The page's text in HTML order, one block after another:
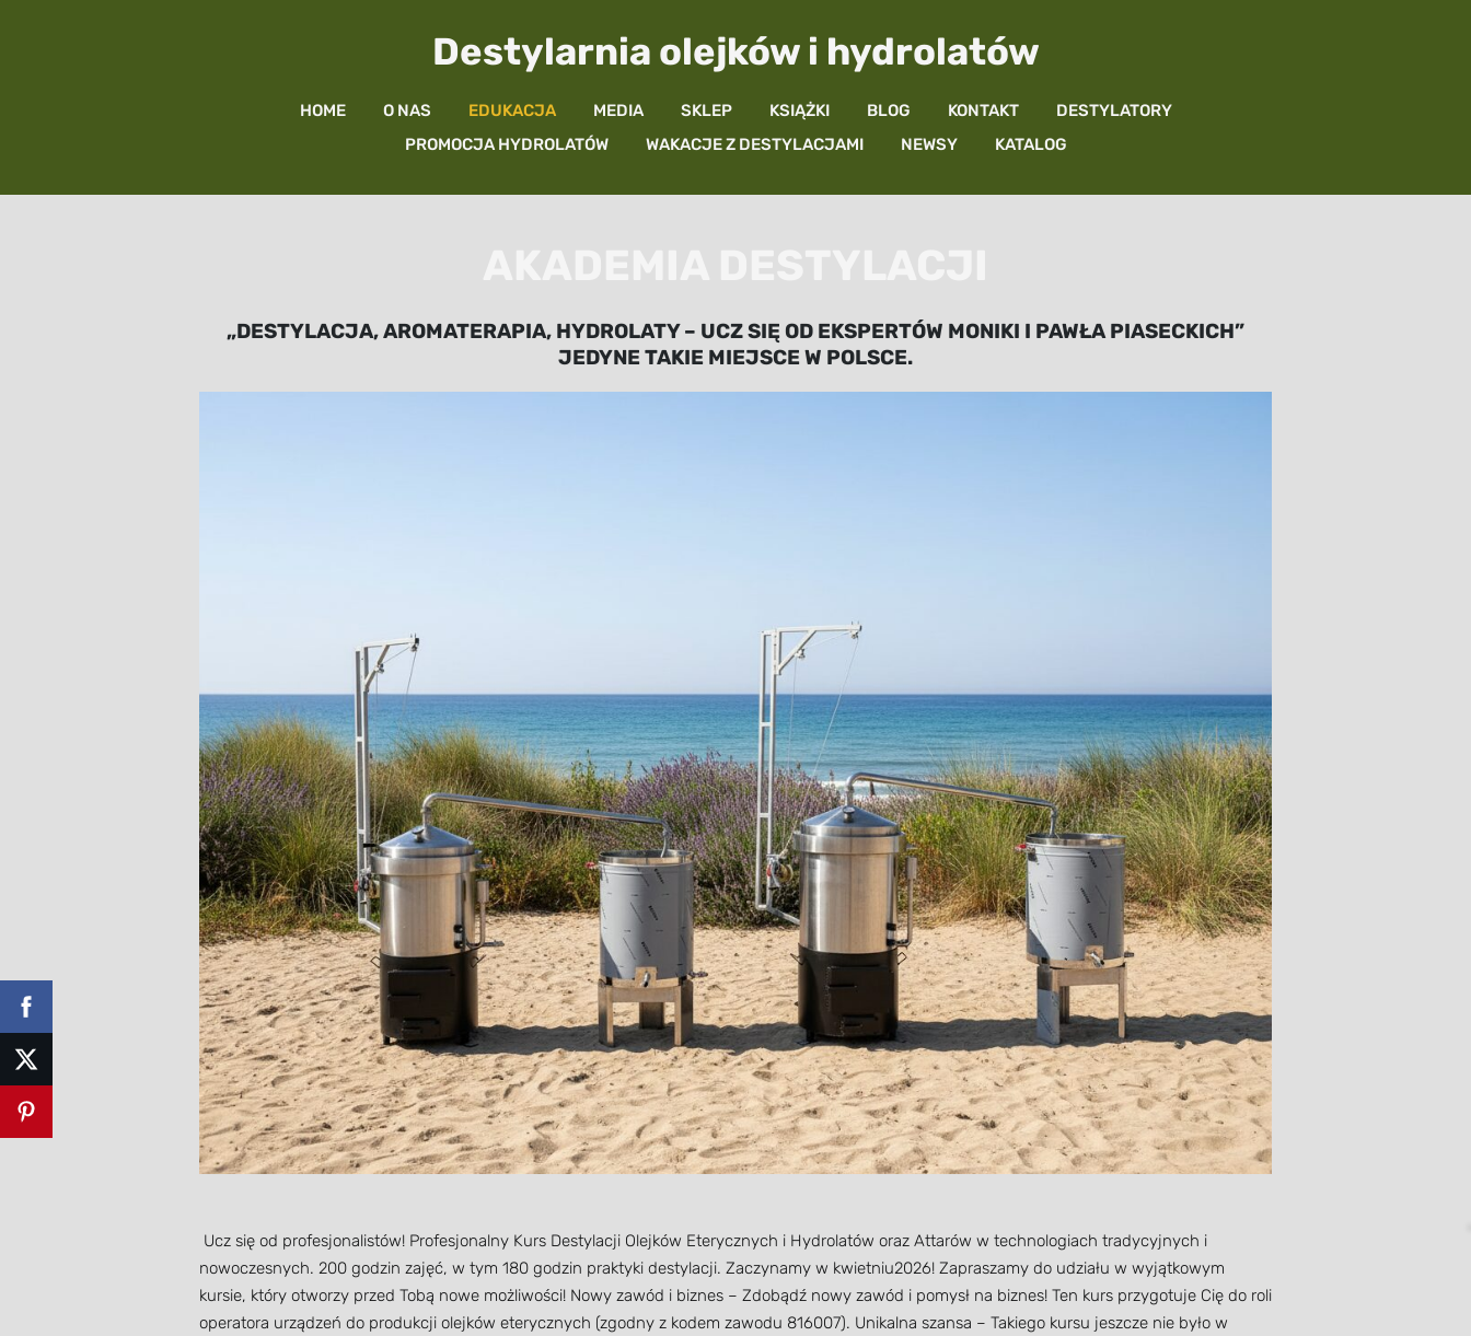
Destylarnia olejków i hydrolatów
HOME O NAS EDUKACJA MEDIA SKLEP KSIĄŻKI BLOG KONTAKT
DESTYLATORY
PROMOCJA HYDROLATÓW
WAKACJE Z DESTYLACJAMI NEWSY KATALOG
„DESTYLACJA, AROMATERAPIA, HYDROLATY – UCZ SIĘ OD EKSPERTÓW MONIKI I PAWŁA PIASECKICH”
JEDYNE TAKIE MIEJSCE W POLSCE.
Ucz się od profesjonalistów! Profesjonalny Kurs Destylacji Olejków Eterycznych i Hydrolatów oraz Attarów w technologiach tradycyjnych i
nowoczesnych. 200 godzin zajęć, w tym 180 godzin praktyki destylacji. Zaczynamy w kwietniu2026! Zapraszamy do udziału w wyjątkowym
kursie, który otworzy przed Tobą nowe możliwości! Nowy zawód i biznes – Zdobądź nowy zawód i pomysł na biznes! Ten kurs przygotuje Cię do roli
operatora urządzeń do produkcji olejków eterycznych (zgodny z kodem zawodu 816007). Unikalna szansa – Takiego kursu jeszcze nie było w